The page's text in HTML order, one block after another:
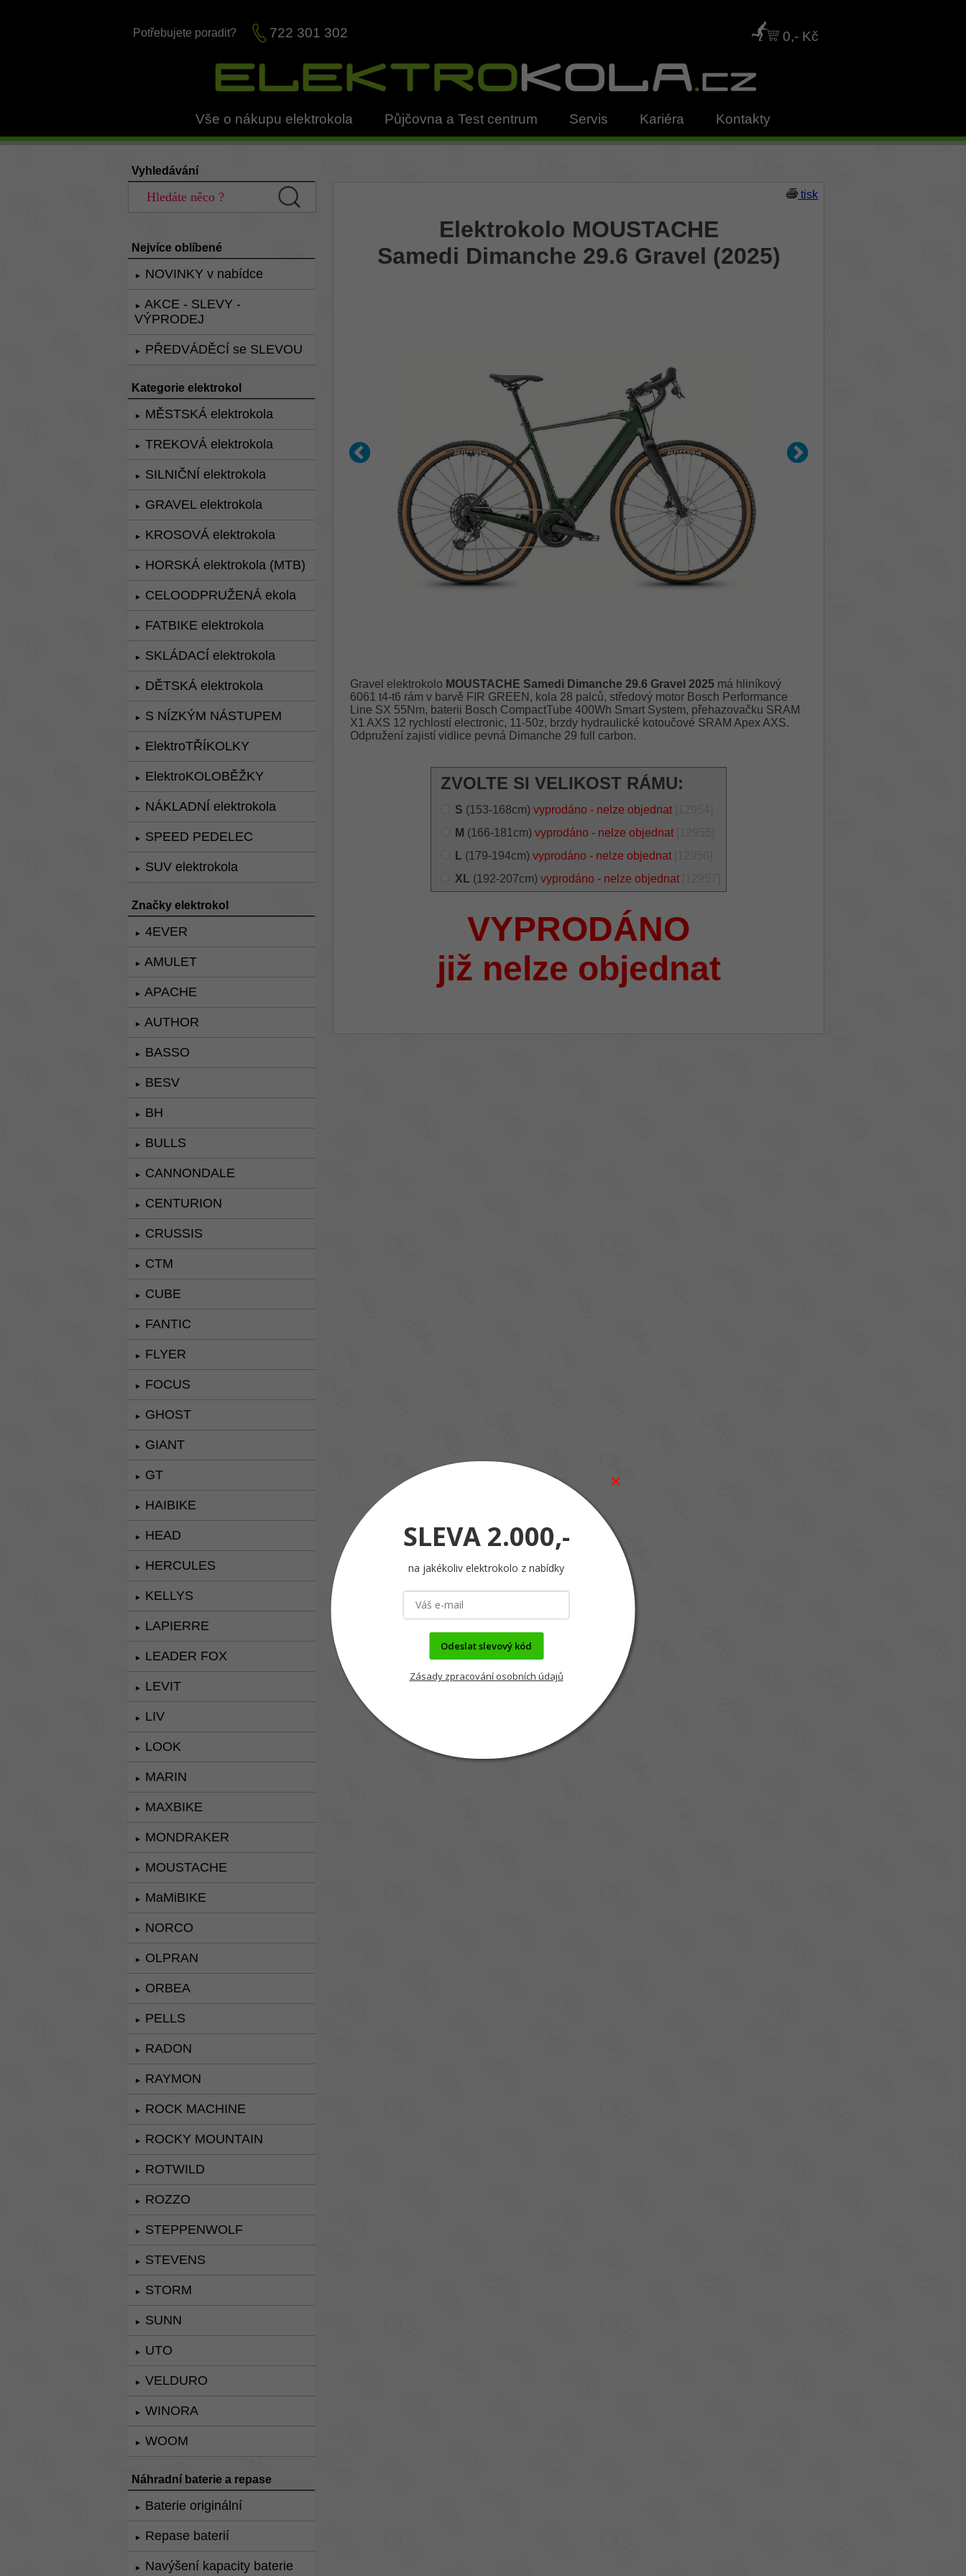
Potřebujete poradit? 722 301 302 0,- Kč
Vše o nákupu elektrokola Půjčovna a Test centrum Servis Kariéra Kontakty
Vyhledávání
Nejvíce oblíbené
► NOVINKY v nabídce
►
AKCE - SLEVY -
VÝPRODEJ
► PŘEDVÁDĚCÍ se SLEVOU
Kategorie elektrokol
► MĚSTSKÁ elektrokola
► TREKOVÁ elektrokola
► SILNIČNÍ elektrokola
► GRAVEL elektrokola
► KROSOVÁ elektrokola
► HORSKÁ elektrokola (MTB)
► CELOODPRUŽENÁ ekola
► FATBIKE elektrokola
► SKLÁDACÍ elektrokola
► DĚTSKÁ elektrokola
► S NÍZKÝM NÁSTUPEM
► ElektroTŘÍKOLKY
► ElektroKOLOBĚŽKY
► NÁKLADNÍ elektrokola
► SPEED PEDELEC
► SUV elektrokola
Značky elektrokol
► 4EVER
► AMULET
► APACHE
► AUTHOR
► BASSO
► BESV
► BH
► BULLS
► CANNONDALE
► CENTURION
► CRUSSIS
► CTM
► CUBE
► FANTIC
► FLYER
► FOCUS
► GHOST
► GIANT
► GT
► HAIBIKE
► HEAD
► HERCULES
► KELLYS
► LAPIERRE
► LEADER FOX
► LEVIT
► LIV
► LOOK
► MARIN
► MAXBIKE
► MONDRAKER
► MOUSTACHE
► MaMiBIKE
► NORCO
► OLPRAN
► ORBEA
► PELLS
► RADON
► RAYMON
► ROCK MACHINE
► ROCKY MOUNTAIN
► ROTWILD
► ROZZO
► STEPPENWOLF
► STEVENS
► STORM
► SUNN
► UTO
► VELDURO
► WINORA
► WOOM
Náhradní baterie a repase
► Baterie originální
► Repase baterií
► Navýšení kapacity baterie
tisk
Elektrokolo MOUSTACHE
Samedi Dimanche 29.6 Gravel (2025)
Gravel elektrokolo MOUSTACHE Samedi Dimanche 29.6 Gravel 2025má hliníkový
6061 t4-t6 rám v barvě FIR GREEN, kola 28 palců, středový motor Bosch Performance
Line SX 55Nm, baterii Bosch CompactTube 400Wh Smart System, přehazovačku SRAM
X1 AXS 12 rychlostí electronic, 11-50z, brzdy hydraulické kotoučové SRAM Apex AXS.
Odpružení zajistí vidlice pevná Dimanche 29 full carbon.
ZVOLTE SI VELIKOST RÁMU:
S (153-168cm) vyprodáno - nelze objednat
M (166-181cm) vyprodáno - nelze objednat
L (179-194cm) vyprodáno - nelze objednat
XL (192-207cm) vyprodáno - nelze objednat
VYPRODÁNO
již nelze objednat
SLEVA 2.000,-
na jakékoliv elektrokolo z nabídky
Odeslat slevový kód
Zásady zpracování osobních údajů